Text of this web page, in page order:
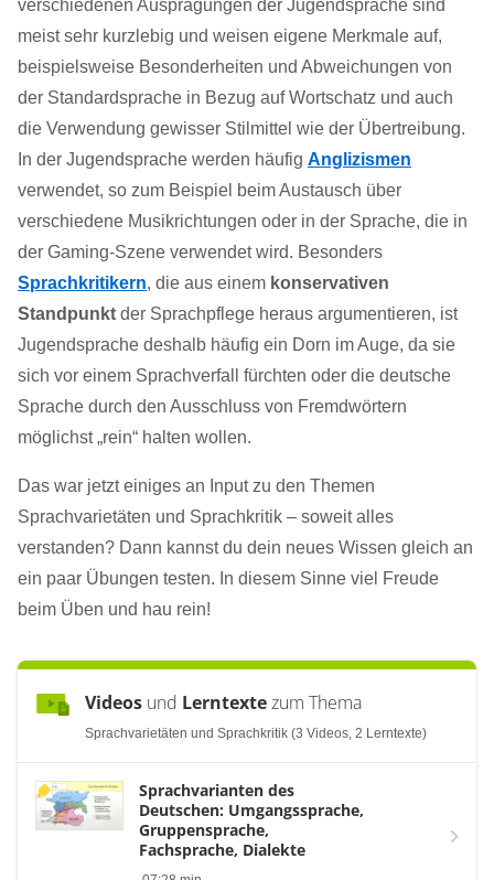
verschiedenen Ausprägungen der Jugendsprache sind
meist sehr kurzlebig und weisen eigene Merkmale auf,
beispielsweise Besonderheiten und Abweichungen von
der Standardsprache in Bezug auf Wortschatz und auch
die Verwendung gewisser Stilmittel wie der Übertreibung.
In der Jugendsprache werden häufig Anglizismen
verwendet, so zum Beispiel beim Austausch über
verschiedene Musikrichtungen oder in der Sprache, die in
der Gaming-Szene verwendet wird. Besonders
Sprachkritikern, die aus einem konservativen
Standpunkt der Sprachpflege heraus argumentieren, ist
Jugendsprache deshalb häufig ein Dorn im Auge, da sie
sich vor einem Sprachverfall fürchten oder die deutsche
Sprache durch den Ausschluss von Fremdwörtern
möglichst „rein“ halten wollen.
Das war jetzt einiges an Input zu den Themen
Sprachvarietäten und Sprachkritik – soweit alles
verstanden? Dann kannst du dein neues Wissen gleich an
ein paar Übungen testen. In diesem Sinne viel Freude
beim Üben und hau rein!
Videos und Lerntextezum Thema
Sprachvarietäten und Sprachkritik (3 Videos, 2 Lerntexte)
Sprachvarianten des
Deutschen: Umgangssprache,
Gruppensprache,
Fachsprache, Dialekte